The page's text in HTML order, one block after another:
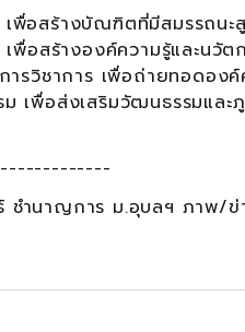
สร้างบัณฑิตที่มีสมรรถนะสู
พื่อสร้างองค์ความรู้และนวั
รวิชาการ เพื่อถ่ายทอดองค์
เพื่อส่งเสริมวัฒนธรรมแล
ชำนาญการ ม.อุบลฯ ภาพ/ข่